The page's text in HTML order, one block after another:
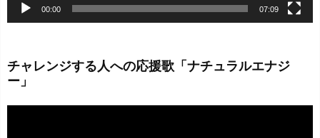
00:00 07:09
チャレンジする人への応援歌「ナチュラルエナジ
ー」